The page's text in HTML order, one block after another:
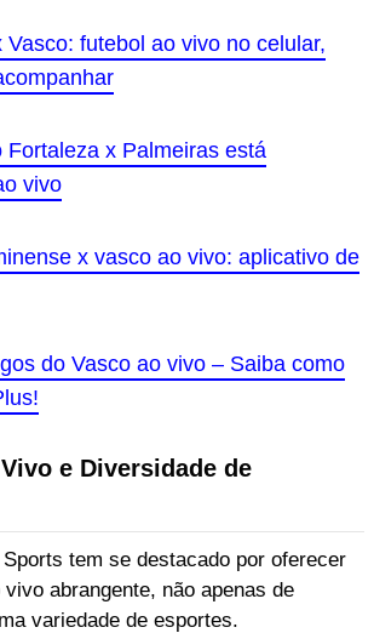
Vasco: futebol ao vivo no celular,
Fortaleza x Palmeiras está
vivo
x vasco ao vivo: aplicativo de
do Vasco ao vivo – Saiba como
e Diversidade de
tem se destacado por oferecer
abrangente, não apenas de
variedade de esportes.